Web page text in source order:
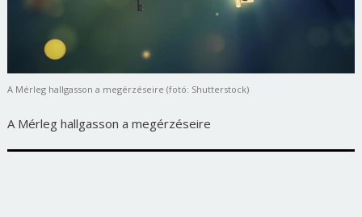
A Mérleg hallgasson a megérzéseire (fotó: Shutterstock)
A Mérleg hallgasson a megérzéseire